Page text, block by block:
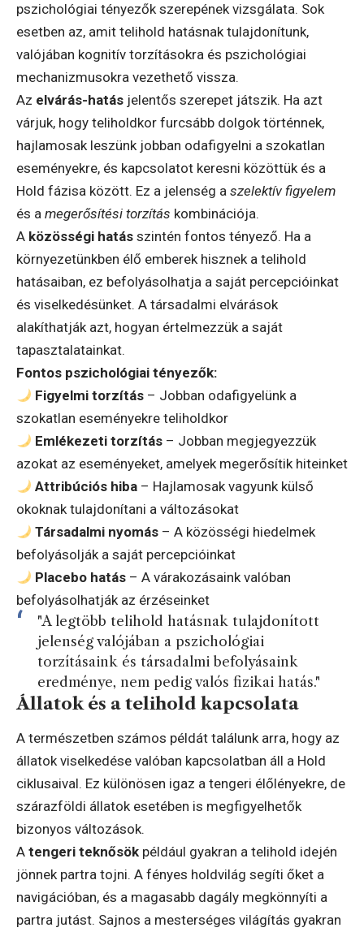
pszichológiai tényezők szerepének vizsgálata. Sok
esetben az, amit telihold hatásnak tulajdonítunk,
valójában kognitív torzításokra és pszichológiai
mechanizmusokra vezethető vissza.
Az elvárás-hatás jelentős szerepet játszik. Ha azt
várjuk, hogy teliholdkor furcsább dolgok történnek,
hajlamosak leszünk jobban odafigyelni a szokatlan
eseményekre, és kapcsolatot keresni közöttük és a
Hold fázisa között. Ez a jelenség a szelektív figyelem
és a megerősítési torzítás kombinációja.
A közösségi hatás szintén fontos tényező. Ha a
környezetünkben élő emberek hisznek a telihold
hatásaiban, ez befolyásolhatja a saját percepcióinkat
és viselkedésünket. A társadalmi elvárások
alakíthatják azt, hogyan értelmezzük a saját
tapasztalatainkat.
Fontos pszichológiai tényezők:
Figyelmi torzítás – Jobban odafigyelünk a
szokatlan eseményekre teliholdkor
Emlékezeti torzítás – Jobban megjegyezzük
azokat az eseményeket, amelyek megerősítik hiteinket
Attribúciós hiba – Hajlamosak vagyunk külső
okoknak tulajdonítani a változásokat
Társadalmi nyomás – A közösségi hiedelmek
befolyásolják a saját percepcióinkat
Placebo hatás – A várakozásaink valóban
befolyásolhatják az érzéseinket
"A legtöbb telihold hatásnak tulajdonított
jelenség valójában a pszichológiai
torzításaink és társadalmi befolyásaink
eredménye, nem pedig valós fizikai hatás."
Állatok és a telihold kapcsolata
A természetben számos példát találunk arra, hogy az
állatok viselkedése valóban kapcsolatban áll a Hold
ciklusaival. Ez különösen igaz a tengeri élőlényekre, de
szárazföldi állatok esetében is megfigyelhetők
bizonyos változások.
A tengeri teknősök például gyakran a telihold idején
jönnek partra tojni. A fényes holdvilág segíti őket a
navigációban, és a magasabb dagály megkönnyíti a
partra jutást. Sajnos a mesterséges világítás gyakran